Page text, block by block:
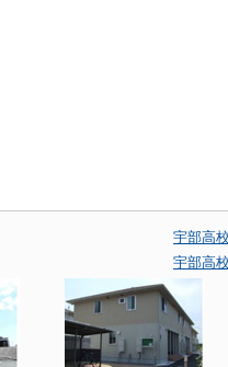
宇部高
宇部高